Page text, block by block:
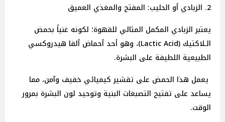
2. الزبادي أو الحليب: المفتح والمغذي العميق
يعتبر الزبادي المكمل المثالي للقهوة؛ لكونه غنياً بحمض
الـلاكتيك (Lactic Acid)، وهو أحد أحماض ألفا هيدروكسي
الطبيعية اللطيفة على البشرة.
يعمل هذا الحمض على تقشير كيميائي خفيف وآمن، مما
يساعد على تفتيح التصبغات البنية وتوحيد لون البشرة بمرور
الوقت.